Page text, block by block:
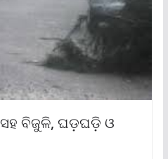
ବିଜୁଳି, ଘଡ଼ଘଡ଼ି ଓ